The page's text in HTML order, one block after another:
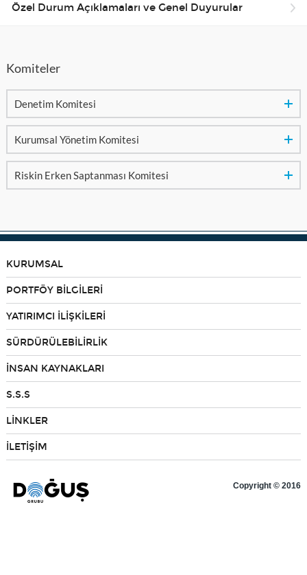
Özel Durum Açıklamaları ve Genel Duyurular
Komiteler
Denetim Komitesi
Kurumsal Yönetim Komitesi
Riskin Erken Saptanması Komitesi
KURUMSAL
PORTFÖY BİLGİLERİ
YATIRIMCI İLİŞKİLERİ
SÜRDÜRÜLEBİLİRLİK
İNSAN KAYNAKLARI
S.S.S
LİNKLER
İLETİŞİM
Copyright © 2016